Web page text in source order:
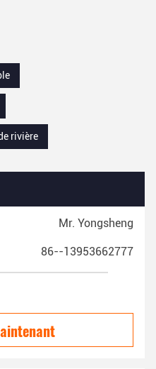
rivière
Mr. Yongsheng
86--13953662777